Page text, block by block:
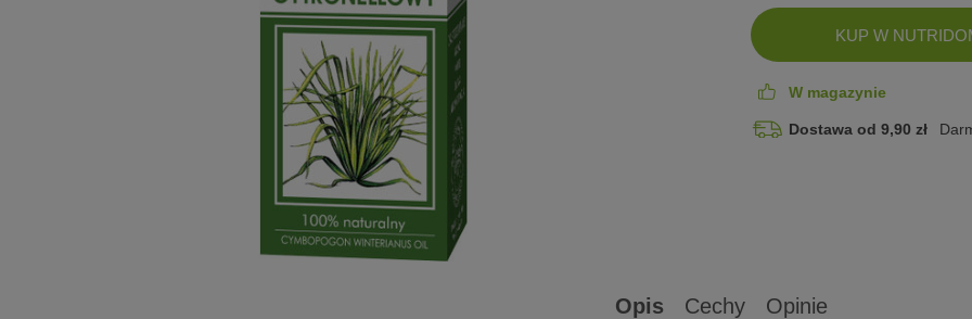
KUP W
W magazynie
Dostawa od 9,90 zł
Opis Cechy Opinie